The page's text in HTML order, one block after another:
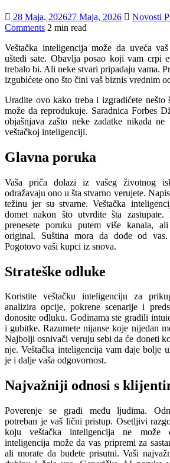
28 Maja, 202627 Maja, 2026 Novosti
Comments 2 min read
Veštačka inteligencija može da uveća
uštedi sate. Obavlja posao koji vam crpi
trebalo bi. Ali neke stvari pripadaju vama.
izgubićete ono što čini vaš biznis vrednim
Uradite ovo kako treba i izgradićete nešto
može da reprodukuje. Saradnica Forbes
objašnjava zašto neke zadatke nikada
veštačkoj inteligenciji.
Glavna poruka
Vaša priča dolazi iz vašeg životnog
odražavaju ono u šta stvarno verujete.
težinu jer su stvarne. Veštačka
domet nakon što utvrdite šta
prenesete poruku putem više kanala,
original. Suština mora da dođe od
Pogotovo vaši kupci iz snova.
Strateške odluke
Koristite veštačku inteligenciju za
analizira opcije, pokrene scenarije i
donosite odluku. Godinama ste gradili
i gubitke. Razumete nijanse koje nijedan
Najbolji osnivači veruju sebi da će doneti
nje. Veštačka inteligencija vam daje bolje
je i dalje vaša odgovornost.
Najvažniji odnosi s
Poverenje se gradi među ljudima.
potreban je vaš lični pristup. Osetljivi
koju veštačka inteligencija ne može
inteligencija može da vas pripremi za
ali morate da budete prisutni. Vaši